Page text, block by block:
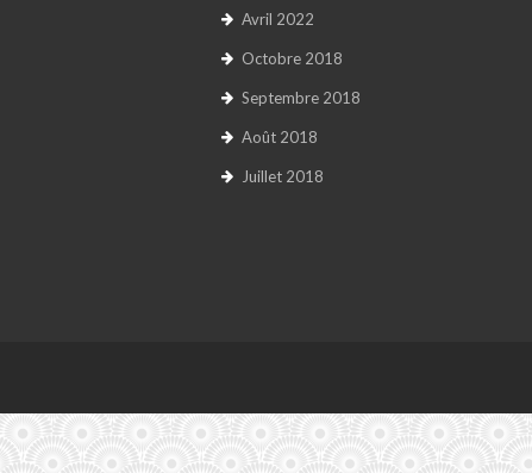
Avril 2022
Octobre 2018
Septembre 2018
Août 2018
Juillet 2018